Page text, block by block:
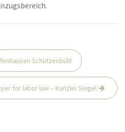
Schützenbühl
for labor law – Kanzlei Siegel